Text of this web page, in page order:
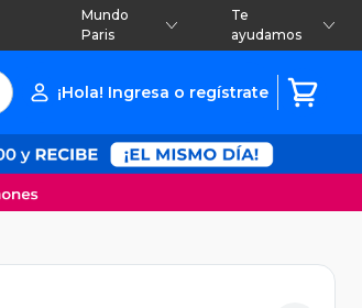
Mundo
Paris
Te
ayudamos
¡Hola! Ingresa o regístrate